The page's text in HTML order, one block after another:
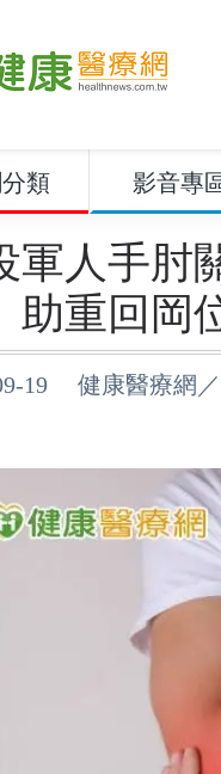
類 影音專
軍人手肘
助重回岡
19 健康醫療網